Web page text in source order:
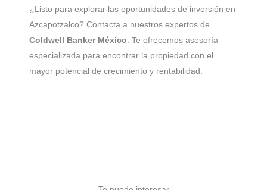
¿Listo para explorar las oportunidades de inversión en
Azcapotzalco? Contacta a nuestros expertos de
Coldwell Banker México. Te ofrecemos asesoría
especializada para encontrar la propiedad con el
mayor potencial de crecimiento y rentabilidad.